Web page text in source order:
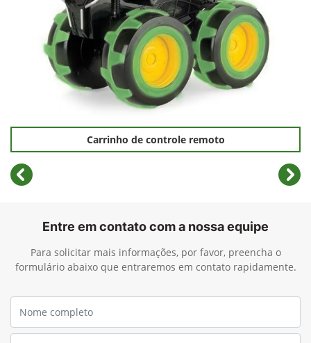
Carrinho de controle remoto
templates.template-
Entre em contato com a nossa equipe
Para solicitar mais informações, por favor, preencha o
formulário abaixo que entraremos em contato rapidamente.